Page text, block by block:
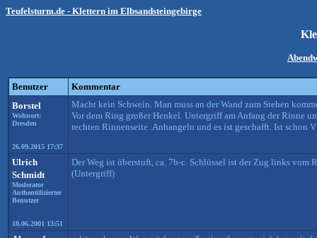
Teufelsturm.de - Klettern im Elbsandsteingebirge
Benutzer
Kommentar
Borstel
Wohnort:
Dresden
26.09.2015 17:37
Macht kein Schwein. Man muss an der Wand zum Stehen
Vor dem Ring großer Henkel. Untergriff am Anfang der Rinne
rechten Rinnenseite .Anhangeln und es ist geschafft. Ist schon
Ulrich
Schmidt
Moderator
Authentifizierter
Benutzer
10.06.2001 13:51
Der Weg ist überstuft, ca. 7b-c. Schlüssel ist der Zug links vom
(Untergriff)